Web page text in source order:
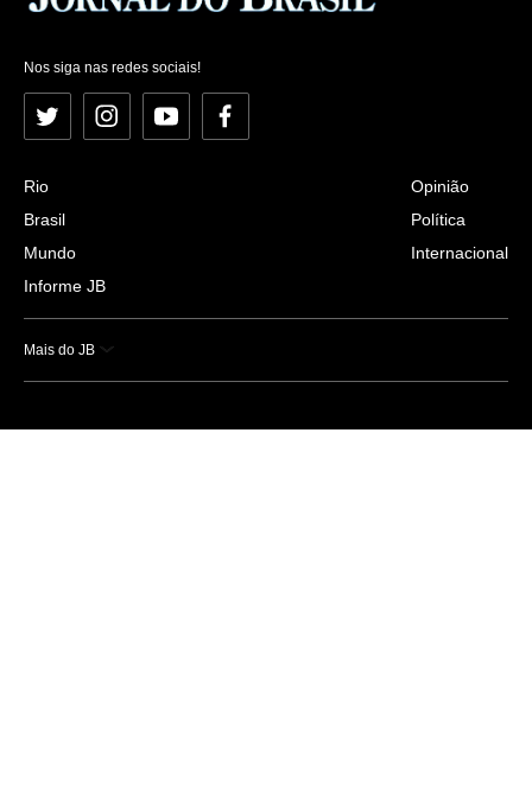
Nos siga nas redes sociais!
Twitter InstagramYouTubeFacebook
Rio
Brasil
Mundo
Informe JB
Opinião
Política
Internacional
Mais do JB
Esportes